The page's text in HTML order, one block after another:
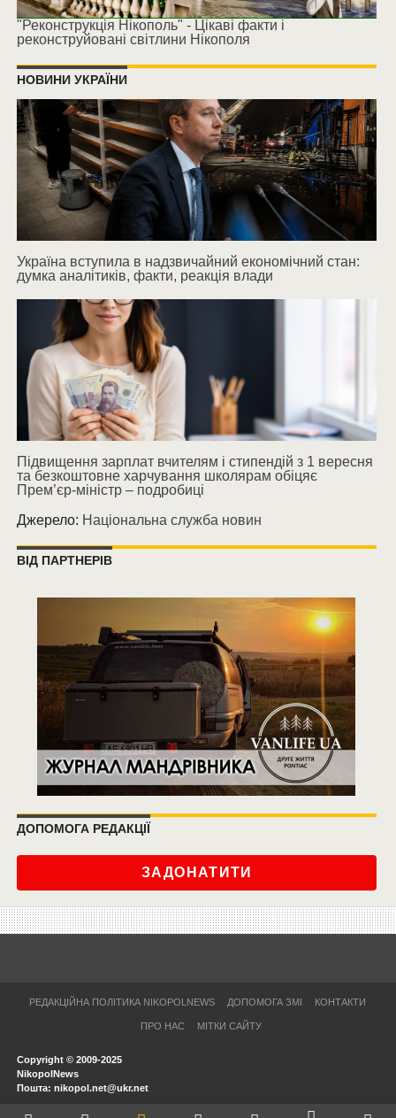
"Реконструкція Нікополь" - Цікаві факти і
реконструйовані світлини Нікополя
НОВИНИ УКРАЇНИ
Україна вступила в надзвичайний економічний стан:
думка аналітиків, факти, реакція влади
Підвищення зарплат вчителям і стипендій з 1 вересня
та безкоштовне харчування школярам обіцяє
Прем’єр-міністр – подробиці
Джерело: Національна служба новин
ВІД ПАРТНЕРІВ
ДОПОМОГА РЕДАКЦІЇ
ЗАДОНАТИТИ
РЕДАКЦІЙНА ПОЛІТИКА NIKOPOLNEWS ДОПОМОГА ЗМІ КОНТАКТИ
ПРО НАС МІТКИ САЙТУ
Copyright © 2009-2025
NikopolNews
Пошта: nikopol.net@ukr.net